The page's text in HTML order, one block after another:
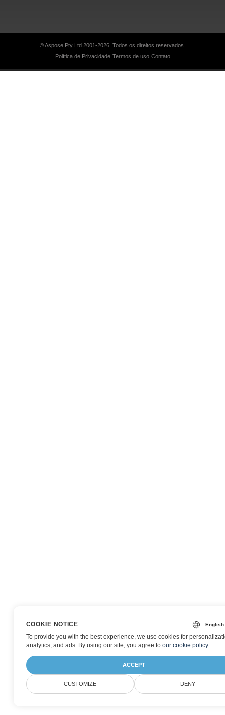
© Aspose Pty Ltd 2001-2026. Todos os direitos reservados.
Política de Privacidade Termos de uso Contato
COOKIE NOTICE
To provide you with the best experience, we use cookies for
analytics, and ads. By using our site, you agree to our cookie policy.
ACCEPT
CUSTOMIZE DENY